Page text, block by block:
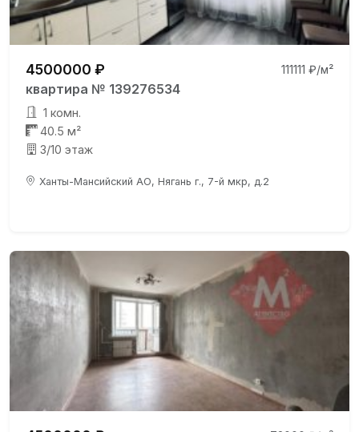
4500000 ₽ 111111 ₽/м²
квартира № 139276534
1 комн.
40.5 м²
3/10 этаж
Ханты-Мансийский АО, Нягань г., 7-й мкр, д.2